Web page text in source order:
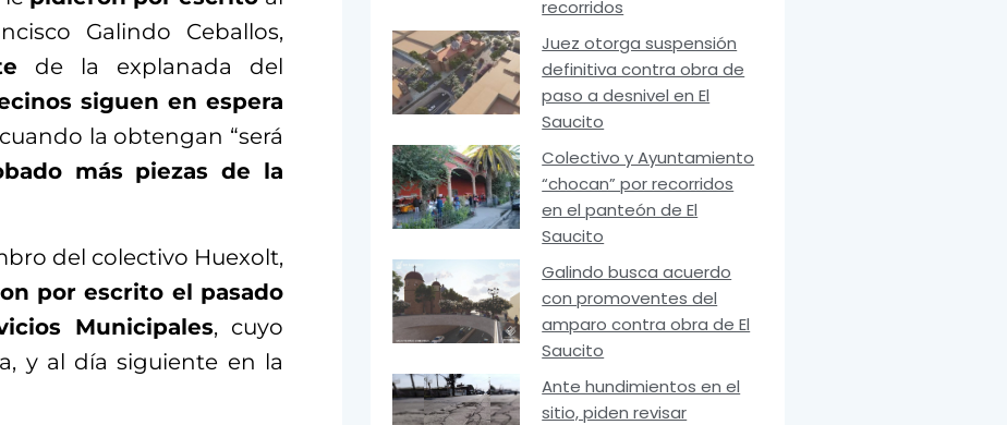
Galindo Ceballos,
de la explanada del
siguen en espera
la obtengan “será
más piezas de la
del colectivo Huexolt,
por escrito el pasado
Municipales, cuyo
y al día siguiente en la
recorridos
Juez otorga suspensión
definitiva contra obra de
paso a desnivel en El
Saucito
Colectivo y Ayuntamiento
“chocan” por recorridos
en el panteón de El
Saucito
Galindo busca acuerdo
con promoventes del
amparo contra obra de El
Saucito
Ante hundimientos en el
sitio, piden revisar